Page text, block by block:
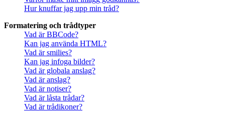
Hur knuffar jag upp min tråd?
Formatering och trådtyper
Vad är BBCode?
Kan jag använda HTML?
Vad är smilies?
Kan jag infoga bilder?
Vad är globala anslag?
Vad är anslag?
Vad är notiser?
Vad är låsta trådar?
Vad är trådikoner?